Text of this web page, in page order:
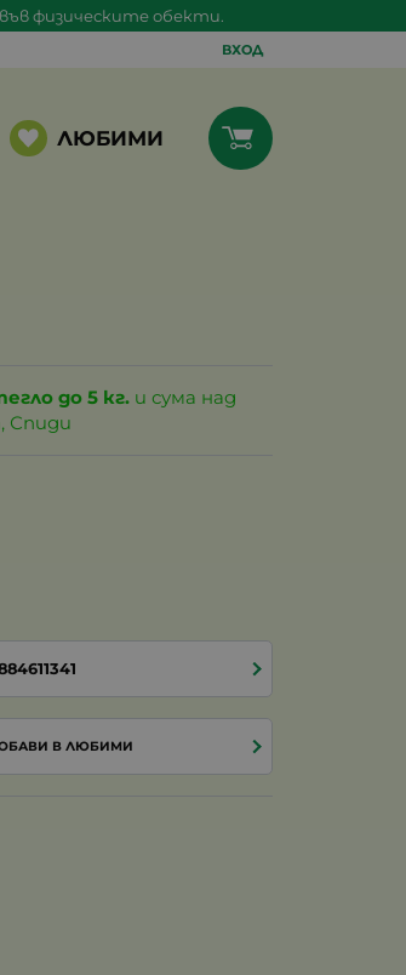
физическите обекти.
ВХОД
ЛЮБИМИ
до 5 кг. и сума над
Спиди
В ЛЮБИМИ